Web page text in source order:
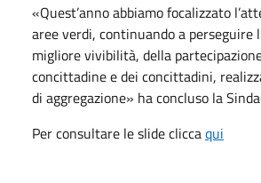
«Quest’anno abbiamo focalizzato
aree verdi, continuando a perseguire
migliore vivibilità, della
concittadine e dei concittadini,
di aggregazione» ha concluso la
Per consultare le slide cliccaqui